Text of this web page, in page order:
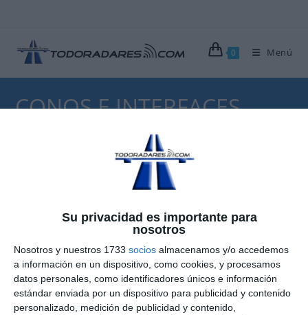
Su privacidad es importante para
nosotros
Nosotros y nuestros 1733 socios almacenamos y/o accedemos
a información en un dispositivo, como cookies, y procesamos
datos personales, como identificadores únicos e información
estándar enviada por un dispositivo para publicidad y contenido
personalizado, medición de publicidad y contenido,
contenido
0 Menú
CONOS E INTERFACES
Conos de Todoradares
de
la
entrada:
Categoría
de
la
entrada:
Conos e interfaces
Comentarios
de
la
entrada:
Sin comentarios
Los conos para las antenas fueron desarrollados por
Todoradares para aumentar las distancias de detección